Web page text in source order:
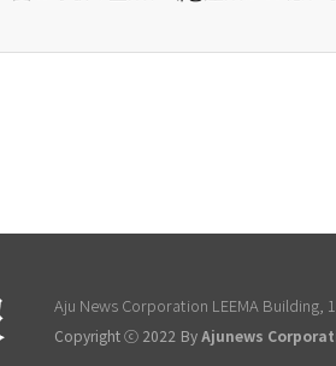
Aju News Corporation LEEMA Building,
Copyright ⓒ 2022 ByAjunews